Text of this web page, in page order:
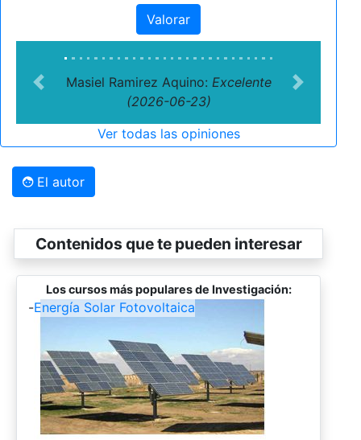
Valorar
Masiel Ramirez Aquino: Excelente
(2026-06-23)
Previous Next
Ver todas las opiniones
El autor
Contenidos que te pueden interesar
Los cursos más populares de Investigación:
-Energía Solar Fotovoltaica